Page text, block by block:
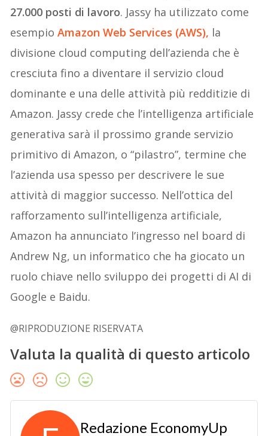
27.000 posti di lavoro. Jassy ha utilizzato come
esempioAmazon Web Services (AWS), la
divisione cloud computing dell’azienda che è
cresciuta fino a diventare il servizio cloud
dominante e una delle attività più redditizie di
Amazon. Jassy crede che l’intelligenza artificiale
generativa sarà il prossimo grande servizio
primitivo di Amazon, o “pilastro”, termine che
l’azienda usa spesso per descrivere le sue
attività di maggior successo. Nell’ottica del
rafforzamento sull’intelligenza artificiale,
Amazon ha annunciato l’ingresso nel board di
Andrew Ng, un informatico che ha giocato un
ruolo chiave nello sviluppo dei progetti di AI di
Google e Baidu.
@RIPRODUZIONE RISERVATA
Valuta la qualità di questo articolo
Redazione EconomyUp